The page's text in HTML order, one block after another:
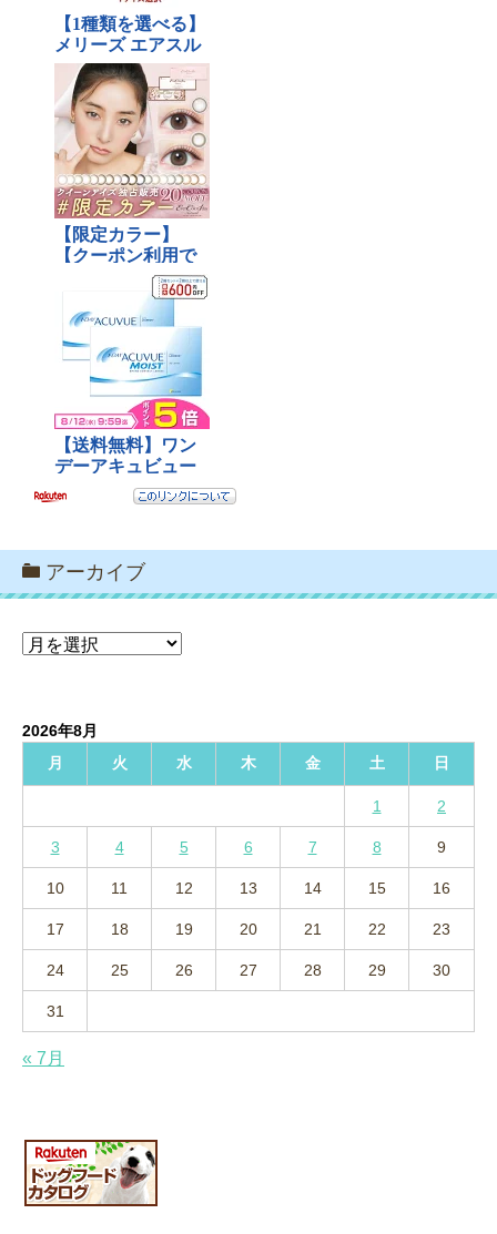
アーカイブ
ア
ブ
2026年8月
月
火 水 木 金 土 日
1 2
3 4 5 6 7 8 9
10 11 12 13 14 15 16
17 18 19 20 21 22 23
24 25 26 27 28 29 30
31
« 7月